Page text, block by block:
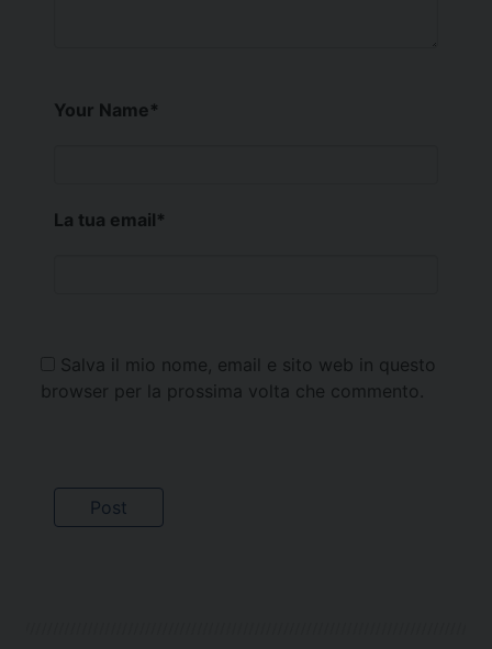
Your Name*
La tua email*
Salva il mio nome, email e sito web in questo
browser per la prossima volta che commento.